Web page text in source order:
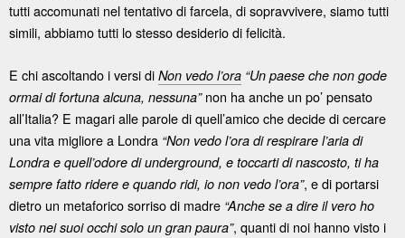
tutti accomunati nel tentativo di farcela, di sopravvivere, siamo tutti
simili, abbiamo tutti lo stesso desiderio di felicità.
E chi ascoltando i versi di Non vedo l’ora “Un paese che non gode
ormai di fortuna alcuna, nessuna”non ha anche un po’ pensato
all’Italia? E magari alle parole di quell’amico che decide di cercare
una vita migliore a Londra “Non vedo l’ora di respirare l’aria di
Londra e quell’odore di underground, e toccarti di nascosto, ti ha
sempre fatto ridere e quando ridi, io non vedo l’ora”, e di portarsi
dietro un metaforico sorriso di madre “Anche se a dire il vero ho
visto nei suoi occhi solo un gran paura”, quanti di noi hanno visto i